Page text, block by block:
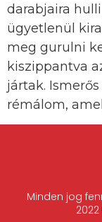
darabjaira
ügyetlenül
meg gurulni
kiszippantva
jártak.
rémálom,
Minden jog